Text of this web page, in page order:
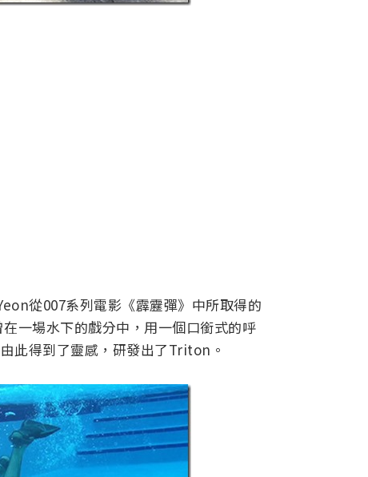
從007系列電影《霹靂彈》中所取得的
一場水下的戲分中，用一個口銜式的呼
此得到了靈感，研發出了Triton。